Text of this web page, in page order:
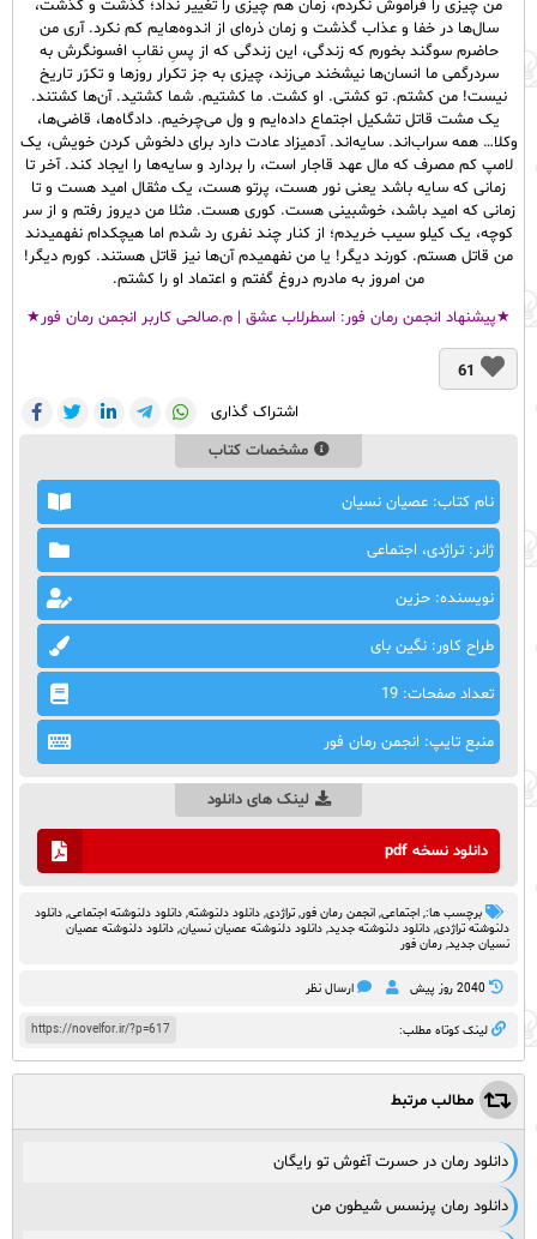
من چیزی را فراموش نکردم، زمان هم چیزی را تغییر نداد؛ گذشت و گذشت،
سال‌ها در خفا و عذاب گذشت و زمان ذره‌ای از اندوه‌هایم کم نکرد. آری من
حاضرم سوگند بخورم که زندگی، این زندگی که از پسِ نقابِ افسونگرش به
سردرگمی ما انسان‌ها نیشخند می‌زند، چیزی به جز تکرار روزها و تکرّر تاریخ
نیست! من کشتم. تو کشتی. او کشت. ما کشتیم. شما کشتید. آن‌ها کشتند.
یک مشت قاتل تشکیل اجتماع داده‌ایم و ول می‌چرخیم. دادگاه‌ها، قاضی‌ها،
وکلا… همه سراب‌اند. سایه‌اند. آدمیزاد عادت دارد برای دلخوش کردن خویش، یک
لامپ کم مصرف که مال عهد قاجار است، را بردارد و سایه‌ها را ایجاد کند. آخر تا
زمانی که سایه باشد یعنی نور هست، پرتو هست، یک مثقال امید هست و تا
زمانی که امید باشد، خوشبینی هست. کوری هست. مثلا من دیروز رفتم و از سر
کوچه، یک کیلو سیب خریدم؛ از کنار چند نفری رد شدم اما هیچکدام نفهمیدند
من قاتل هستم‌. کورند دیگر! یا من نفهمیدم آن‌ها نیز قاتل هستند. کورم دیگر!
من امروز به مادرم دروغ گفتم و اعتماد او را کشتم‌.
★پیشنهاد انجمن رمان فور: اسطرلاب عشق | م.صالحی کاربر انجمن رمان فور★
61
اشتراک گذاری
مشخصات کتاب
نام کتاب: عصیان نسیان
ژانر: تراژدی، اجتماعی
نویسنده: حزین
طراح کاور: نگین بای
تعداد صفحات: 19
منبع تایپ: انجمن رمان فور
لینک های دانلود
دانلود نسخه pdf
برچسب ها:, اجتماعی, انجمن رمان فور,تراژدی, دانلود دلنوشته, دانلود دلنوشته اجتماعی, دانلود
دلنوشته تراژدی‌, دانلود دلنوشته جدید, دانلود دلنوشته عصیان نسیان, دانلود دلنوشته عصیان
نسیان جدید, رمان فور
2040 روز پيش ارسال نظر
https://novelfor.ir/?p=617 لینک کوتاه مطلب:
مطالب مرتبط
دانلود رمان در حسرت آغوش تو رایگان
دانلود رمان پرنسس شیطون من